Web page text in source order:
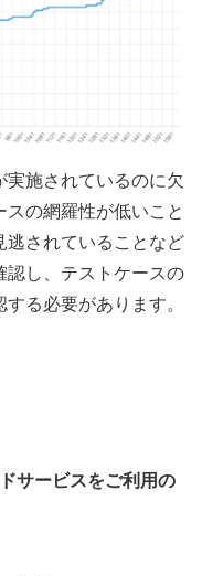
実施されているのに欠
の網羅性が低いこと
逃されていることなど
認し、テストケースの
る必要があります。
サービスをご利用の